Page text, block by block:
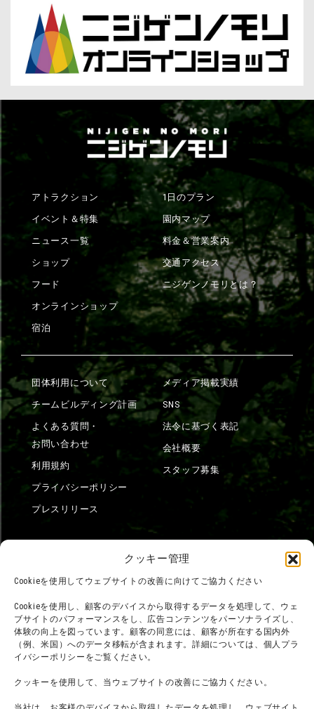
クッキー管理
Cookieを使用してウェブサイトの改善に向けてご協力ください
Cookieを使用し、顧客のデバイスから取得するデータを処理して、ウェ
ブサイトのパフォーマンスをし、広告コンテンツをパーソナライズし、
体験の向上を図っています。顧客の同意には、顧客が所在する国内外
（例、米国）へのデータ移転が含まれます。詳細については、個人プラ
イバシーポリシーをご覧ください。
クッキーを使用して、当ウェブサイトの改善にご協力ください。
アトラクション
イベント＆特集
ニュース一覧
ショップ
フード
オンラインショップ
宿泊
1日のプラン
園内マップ
料金＆営業案内
交通アクセス
ニジゲンノモリとは？
団体利用について
チームビルディング計画
よくある質問・
お問い合わせ
利用規約
プライバシーポリシー
プレスリリース
メディア掲載実績
SNS
法令に基づく表記
会社概要
スタッフ募集